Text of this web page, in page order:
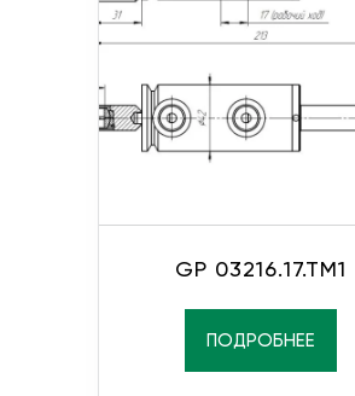
GP 03216.17.TM1
ПОДРОБНЕЕ